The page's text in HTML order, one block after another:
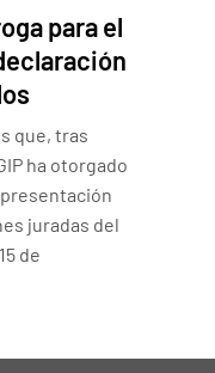
para el
que, tras
ha otorgado
juradas del
de